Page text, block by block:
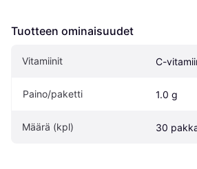
Tuotteen ominaisuudet
Vitamiinit C-
Paino/paketti 1.0 g
Määrä (kpl) 30